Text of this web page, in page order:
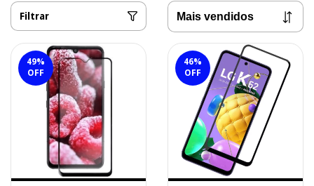
Filtrar
49%
OFF
46%
OFF